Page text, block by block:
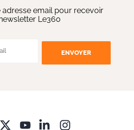
adresse email pour recevoir
Le360
ENVOYER